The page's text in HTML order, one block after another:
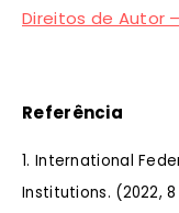
Direitos de Autor
Referência
1. International
Institutions. (2022, 8